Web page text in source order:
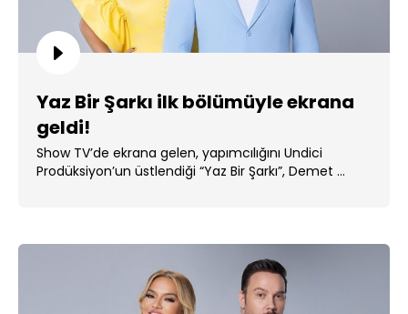
Yaz Bir Şarkı ilk bölümüyle ekrana
geldi!
Show TV’de ekrana gelen, yapımcılığını Undici
Prodüksiyon’un üstlendiği “Yaz Bir Şarkı”, Demet ...